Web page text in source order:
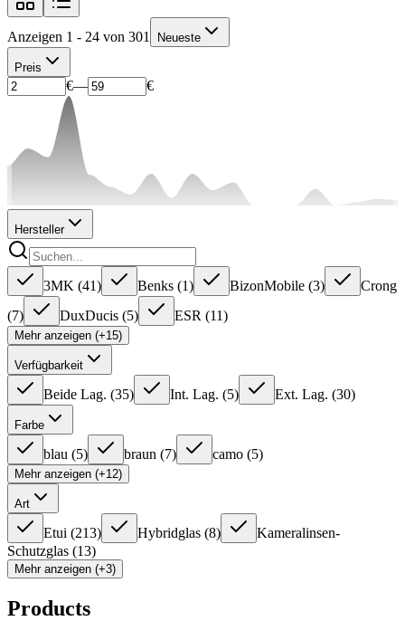
Anzeigen 1 - 24 von 301 Neueste
Preis
€— €
Hersteller
3MK (41) Benks (1) BizonMobile (3)
Crong
(7) DuxDucis (5) ESR (11)
Mehr anzeigen (+15)
Verfügbarkeit
Beide Lag. (35) Int. Lag. (5) Ext. Lag. (30)
Farbe
blau (5) braun (7) camo (5)
Mehr anzeigen (+12)
Art
Etui (213) Hybridglas (8)
Kameralinsen-
Schutzglas (13)
Mehr anzeigen (+3)
Products